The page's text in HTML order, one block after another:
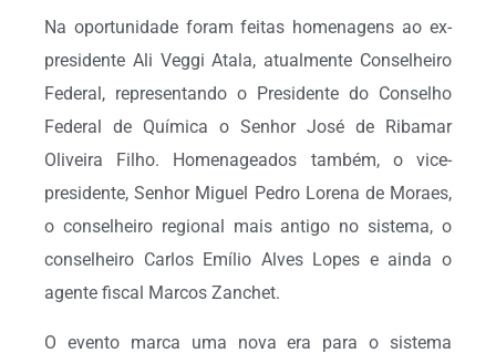
Na oportunidade foram feitas homenagens ao ex-
presidente Ali Veggi Atala, atualmente Conselheiro
Federal, representando o Presidente do Conselho
Federal de Química o Senhor José de Ribamar
Oliveira Filho. Homenageados também, o vice-
presidente, Senhor Miguel Pedro Lorena de Moraes,
o conselheiro regional mais antigo no sistema, o
conselheiro Carlos Emílio Alves Lopes e ainda o
agente fiscal Marcos Zanchet.
O evento marca uma nova era para o sistema